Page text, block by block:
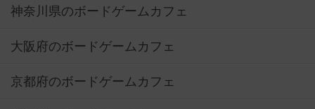
神奈川県のボードゲームカフェ
大阪府のボードゲームカフェ
京都府のボードゲームカフェ